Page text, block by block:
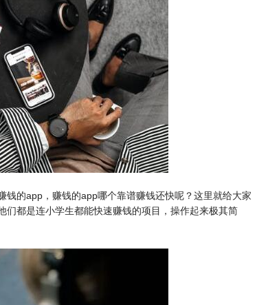
钱的app，赚钱的app哪个靠谱赚钱还快呢？这里就给大家
们都是连小学生都能快速赚钱的项目，操作起来极其简